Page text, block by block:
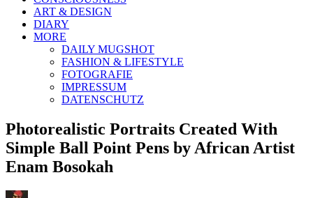
ART & DESIGN
DIARY
MORE
DAILY MUGSHOT
FASHION & LIFESTYLE
FOTOGRAFIE
IMPRESSUM
DATENSCHUTZ
Photorealistic Portraits Created With
Simple Ball Point Pens by African Artist
Enam Bosokah